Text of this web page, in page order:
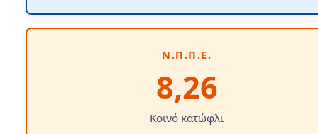
Ν.Π.Π.Ε.
8,26
Κοινό κατώφλι